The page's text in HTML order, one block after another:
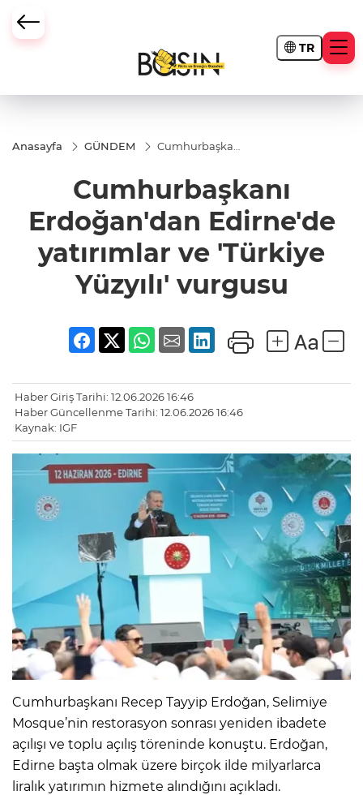
TR
Anasayfa GÜNDEM
Cumhurbaşkanı
yatırımlar ve
'Türkiye Yüzyılı'
vurgusu
Cumhurbaşkanı
Erdoğan'dan Edirne'de
yatırımlar ve 'Türkiye
Yüzyılı' vurgusu
Haber Giriş Tarihi: 12.06.2026 16:46
Haber Güncellenme Tarihi: 12.06.2026 16:46
Kaynak: IGF
Cumhurbaşkanı Recep Tayyip Erdoğan, Selimiye
Mosque’nin restorasyon sonrası yeniden ibadete
açılışı ve toplu açılış töreninde konuştu. Erdoğan,
Edirne başta olmak üzere birçok ilde milyarlarca
liralık yatırımın hizmete alındığını açıkladı.